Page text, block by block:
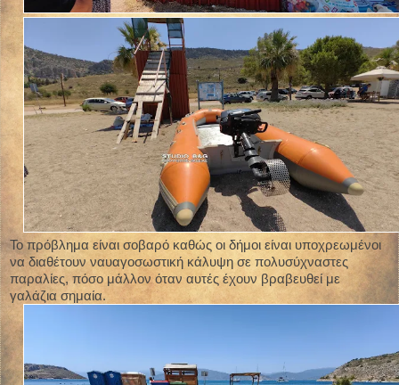
Το πρόβλημα είναι σοβαρό καθώς οι δήμοι είναι υποχρεωμένοι
να διαθέτουν ναυαγοσωστική κάλυψη σε πολυσύχναστες
παραλίες, πόσο μάλλον όταν αυτές έχουν βραβευθεί με
γαλάζια σημαία.